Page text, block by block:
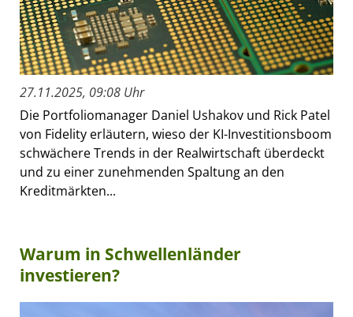
27.11.2025, 09:08 Uhr
Die Portfoliomanager Daniel Ushakov und Rick Patel
von Fidelity erläutern, wieso der KI-Investitionsboom
schwächere Trends in der Realwirtschaft überdeckt
und zu einer zunehmenden Spaltung an den
Kreditmärkten...
Warum in Schwellenländer
investieren?